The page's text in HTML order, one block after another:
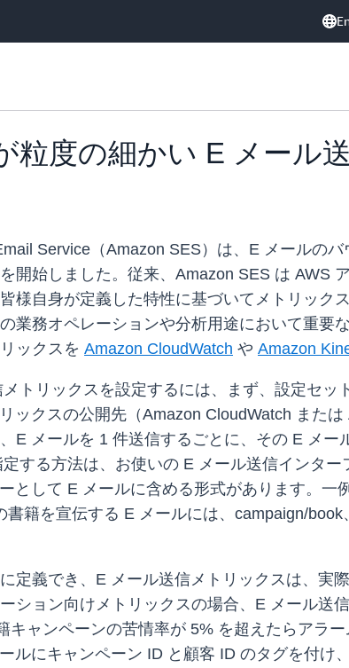
粒度の細かい E メール
Service（Amazon SES）は、E メールの
開始しました。従来、Amazon SES は AWS
様自身が定義した特性に基づいてメトリック
業務オペレーションや分析用途において重
ックスを Amazon CloudWatch や Amazon
トリックスを設定するには、まず、設定セ
ックスの公開先（Amazon CloudWatch また
E メールを 1 件送信するごとに、その E メー
する方法は、お使いの E メール送信インタ
として E メールに含める形式があります。
書籍を宣伝する E メールには、campaign/
定義でき、E メール送信メトリックスは、実
ション向けメトリックスの場合、E メール送
キャンペーンの苦情率が 5% を超えたらアラ
ルにキャンペーン ID と顧客 ID のタグを付